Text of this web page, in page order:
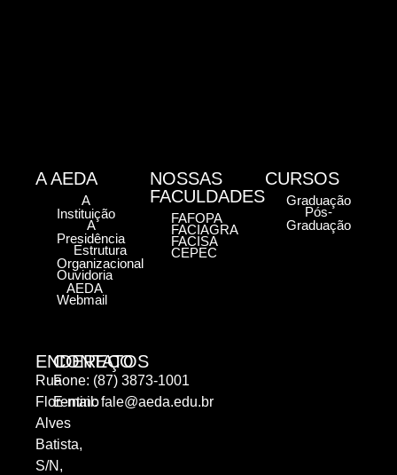
ENDEREÇO
Rua
Florentino
Alves
Batista,
S/N,
CONTATOS
Fone: (87) 3873-1001
E-mail:fale@aeda.edu.br
A AEDA
A
Instituição
A
Presidência
Estrutura
Organizacional
Ouvidoria
AEDA
Webmail
NOSSAS
FACULDADES
FAFOPA
FACIAGRA
FACISA
CEPEC
CURSOS
Graduação
Pós-
Graduação